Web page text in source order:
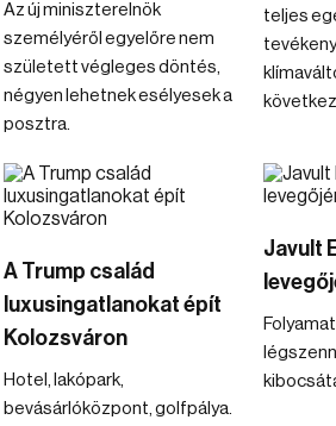
Az új miniszterelnök
személyéről egyelőre nem
született végleges döntés,
négyen lehetnek esélyesek a
posztra.
teljes
A Trump család
luxusingatlanokat épít
Kolozsváron
Hotel, lakópark,
bevásárlóközpont, golfpálya.
Javult